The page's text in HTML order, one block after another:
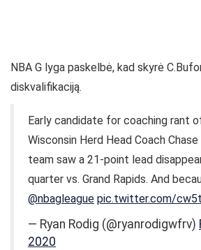
NBA G lyga paskelbė, kad skyrė
diskvalifikaciją.
Early candidate for coaching rant
Wisconsin Herd Head Coach
team saw a 21-point lead
quarter vs. Grand Rapids. And
@nbagleague pic.twitter.com/
— Ryan Rodig (@ryanrodigwfrv)
2020